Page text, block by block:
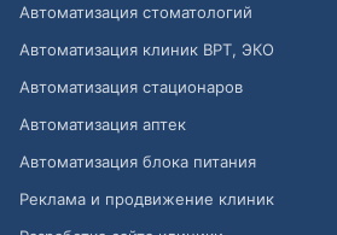
Автоматизация стоматологий
Автоматизация клиник ВРТ, ЭКО
Автоматизация стационаров
Автоматизация аптек
Автоматизация блока питания
Реклама и продвижение клиник